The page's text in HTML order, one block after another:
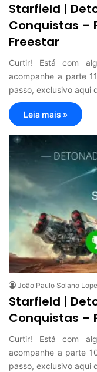
Starfield |
Conquistas –
Freestar
Curtir! Está com
acompanhe a parte
passo, exclusivo aqui
Leia mais »
João Paulo Solano
Starfield |
Conquistas –
Curtir! Está com
acompanhe a parte
passo, exclusivo aqui